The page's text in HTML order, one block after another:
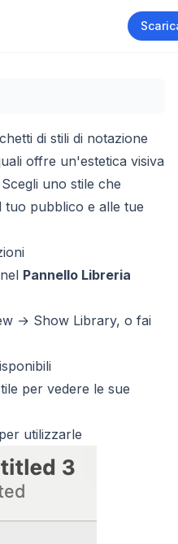
di stili di notazione
offre un'estetica visiva
uno stile che
pubblico e alle tue
Pannello Libreria
→ Show Library, o fai
per vedere le sue
utilizzarle